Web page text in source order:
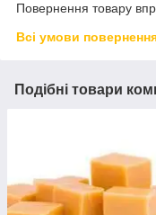
Повернення товару
Всі умови
Подібні товари